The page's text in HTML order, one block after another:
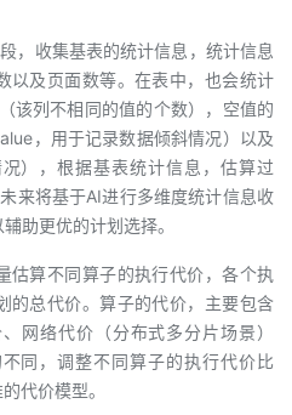
，收集基表的统计信息，统计信息
以及页面数等。在表中，也会统计
该列不相同的值的个数），空值的
，用于记录数据倾斜情况）以及
），根据基表统计信息，估算过
来将基于AI进行多维度统计信息收
助更优的计划选择。
估算不同算子的执行代价，各个执
的总代价。算子的代价，主要包含
网络代价（分布式多分片场景）
同，调整不同算子的执行代价比
代价模型。